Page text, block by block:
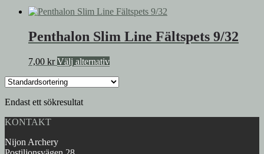
Penthalon Slim Line Fältspets 9/32
7,00 kr Välj alternativDen
produkten
Endast ett sökresultat
KONTAKT
Nijon Archery